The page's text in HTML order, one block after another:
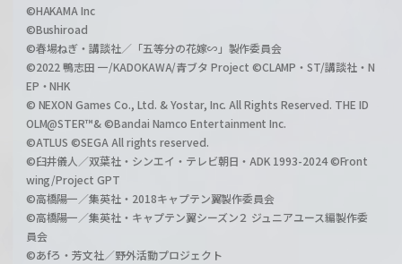
©HAKAMA Inc
©Bushiroad
©春場ねぎ・講談社／「五等分の花嫁∽」製作委員会
©2022 鴨志田 一/KADOKAWA/青ブタ Project ©CLAMP・ST/講談社・N
EP・NHK
© NEXON Games Co., Ltd. & Yostar, Inc. All Rights Reserved. THE ID
OLM@STER™& ©Bandai Namco Entertainment Inc.
©ATLUS ©SEGA All rights reserved.
©臼井儀人／双葉社・シンエイ・テレビ朝日・ADK 1993-2024 ©Front
wing/Project GPT
©高橋陽一／集英社・2018キャプテン翼製作委員会
©高橋陽一／集英社・キャプテン翼シーズン２ ジュニアユース編製作委
員会
©あfろ・芳文社／野外活動プロジェクト